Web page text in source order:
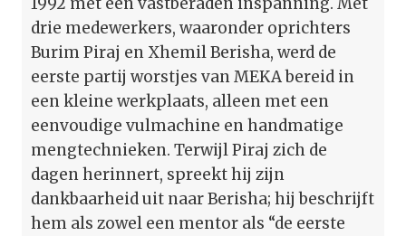
drie medewerkers, waaronder oprichters
Burim Piraj en Xhemil Berisha, werd de
eerste partij worstjes van MEKA bereid in
een kleine werkplaats, alleen met een
eenvoudige vulmachine en handmatige
mengtechnieken. Terwijl Piraj zich de
dagen herinnert, spreekt hij zijn
dankbaarheid uit naar Berisha; hij beschrijft
hem als zowel een mentor als “de eerste